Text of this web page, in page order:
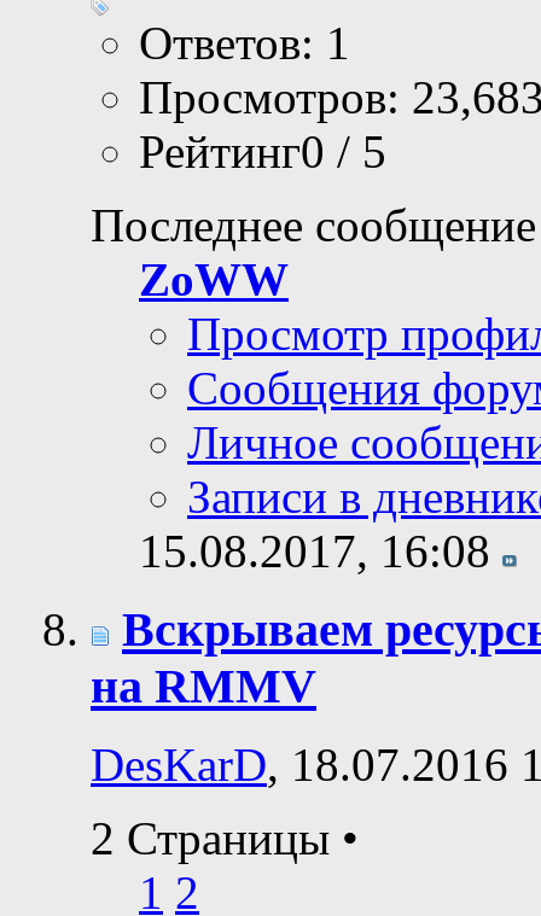
Ответов: 1
Просмотров:
Рейтинг0 / 5
Последнее
ZoWW
Просмотр
Сообщения
Личное
Записи в
15.08.2017, 16:08
Вскрываем
на RMMV
DesKarD, 18.07.2016
2 Страницы •
1 2